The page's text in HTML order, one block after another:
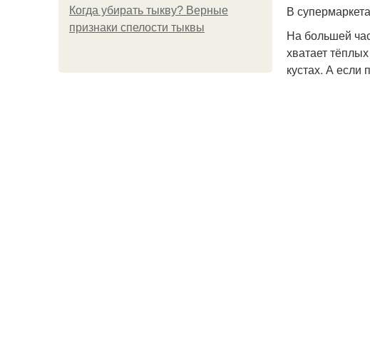
Когда убирать тыкву? Верные
признаки спелости тыквы
В
На большей
хватает
кустах. А если